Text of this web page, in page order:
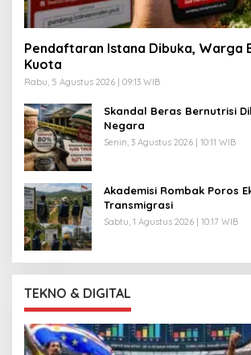
Pendaftaran Istana Dibuka, Warga
Kuota
Rabu, 5 Agustus 2026 | 09:13 WIB
Skandal Beras Bernutrisi
Negara
Senin, 3 Agustus 2026 | 10:11 WIB
Akademisi Rombak Poros
Transmigrasi
Sabtu, 1 Agustus 2026 | 10:17 WIB
TEKNO & DIGITAL